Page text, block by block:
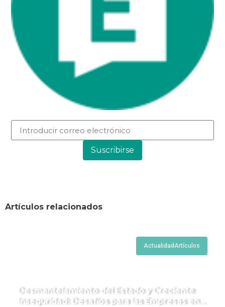
Suscribirse
Artículos relacionados
ActualidadArtículos
Desmantelamiento del Estado y Creciente
Inseguridad: Desafíos para las Empresas en